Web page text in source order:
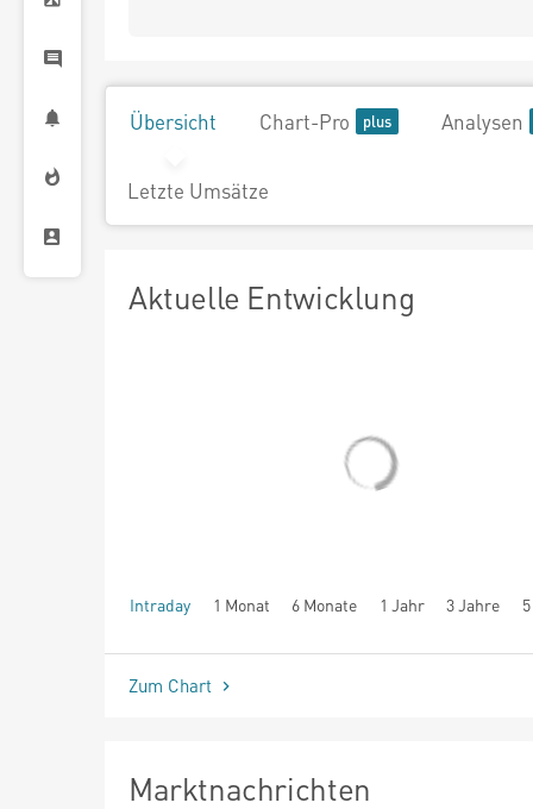
Übersicht Chart-Pro Analysen
Letzte Umsätze
Aktuelle Entwicklung
Intraday 1 Monat 6 Monate 1 Jahr 3 Jahre
seit Beginn
Zum Chart
Marktnachrichten